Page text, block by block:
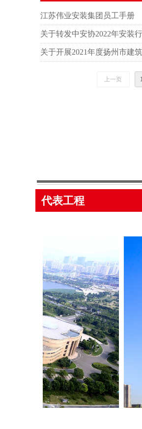
江苏伟业安装集团员工手册
上一页
代表工程